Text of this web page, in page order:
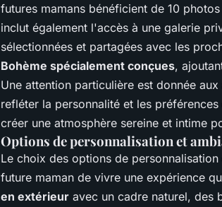
futures mamans bénéficient de 10
inclut également l'accès à une galerie
sélectionnées et partagées avec les
Bohème spécialement conçues,
Une attention particulière est donnée
refléter la personnalité et les
créer une atmosphère sereine et intime
Options de personnalisation et
Le choix des options de
future maman de vivre une expérience
en extérieur avec un cadre naturel, des